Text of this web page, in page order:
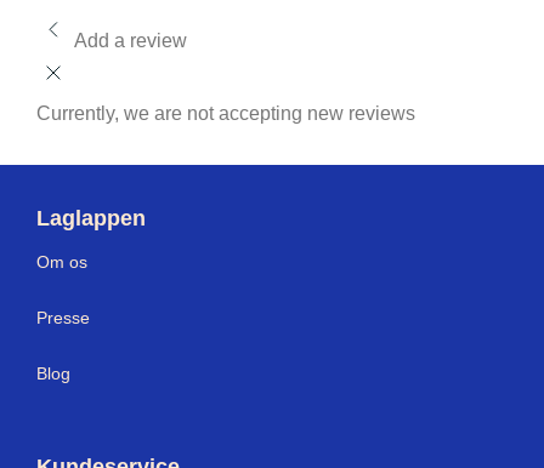
Add a review
Currently, we are not accepting new reviews
Laglappen
Om os
Presse
Blog